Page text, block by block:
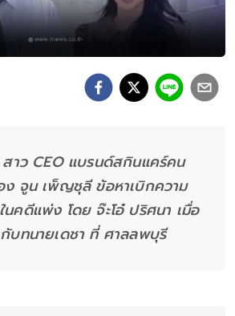
สาว CEO แบรนด์สกินแคร์คน
ง จูน เพ็ญชุลี ข้อหาเบิกความ
นคดีแพ่ง โดย จ๊ะโอ๋ ปริศนา เมื่อ
กับทนายเดชา ที่ ศาลลพบุรี